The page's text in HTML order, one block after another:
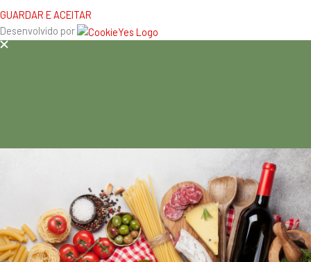
GUARDAR E ACEITAR
Desenvolvido por